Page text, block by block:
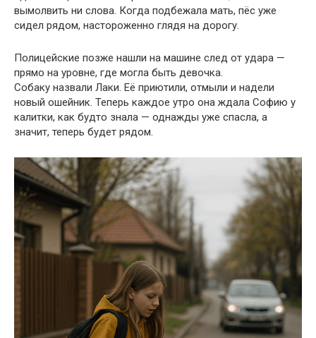
вымолвить ни слова. Когда подбежала мать, пёс уже
сидел рядом, настороженно глядя на дорогу.
Полицейские позже нашли на машине след от удара —
прямо на уровне, где могла быть девочка.
Собаку назвали Лаки. Её приютили, отмыли и надели
новый ошейник. Теперь каждое утро она ждала Софию у
калитки, как будто знала — однажды уже спасла, а
значит, теперь будет рядом.